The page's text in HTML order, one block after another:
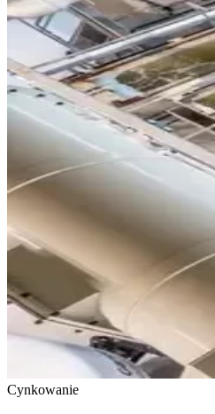
Cynkowanie